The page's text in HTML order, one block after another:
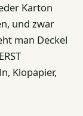
Karton
und zwar
man Deckel
Klopapier,